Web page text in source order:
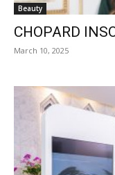
Beauty
CHOPARD
March 10, 2025